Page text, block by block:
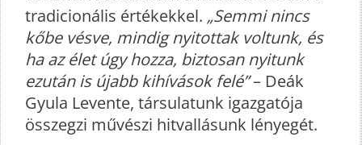
tradicionális értékekkel. „Semmi nincs
kőbe vésve, mindig nyitottak voltunk, és
ha az élet úgy hozza, biztosan nyitunk
ezután is újabb kihívások felé”– Deák
Gyula Levente, társulatunk igazgatója
összegzi művészi hitvallásunk lényegét.